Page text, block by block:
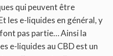
qui peuvent être
les e-liquides en général, y
font pas partie… Ainsi la
e-liquides au CBD est un